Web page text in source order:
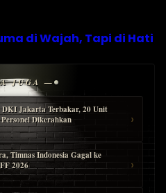
di Wajah, Tapi di Hati
JUGA —
DKI Jakarta Terbakar, 20 Unit
Dikerahkan
›
Timnas Indonesia Gagal ke
2026
›